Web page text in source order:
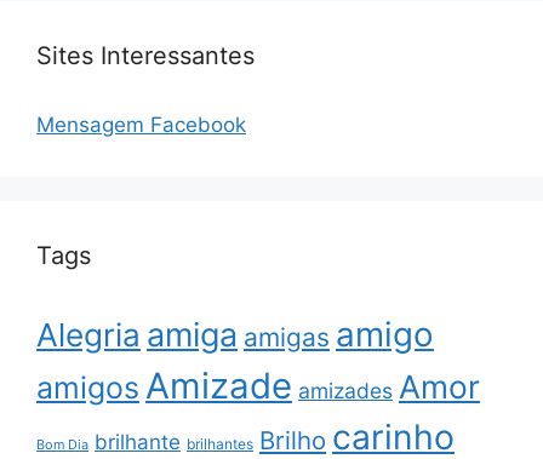
Sites Interessantes
Mensagem Facebook
Tags
Alegria amiga amigas amigo
amigos Amizade amizades Amor
Bom Dia brilhante brilhantes Brilho carinho